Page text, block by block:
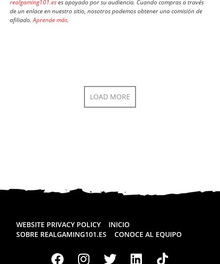
realgaming101.eses apoyado por su audiencia. Cuando compras a través
de un enlace en nuestro sitio, nosotros podemos obtener una comisión de
afiliado.Aprende más.
LOAD MORE
WEBSITE PRIVACY POLICY
INICIO
SOBRE REALGAMING101.ES
CONOCE AL EQUIPO